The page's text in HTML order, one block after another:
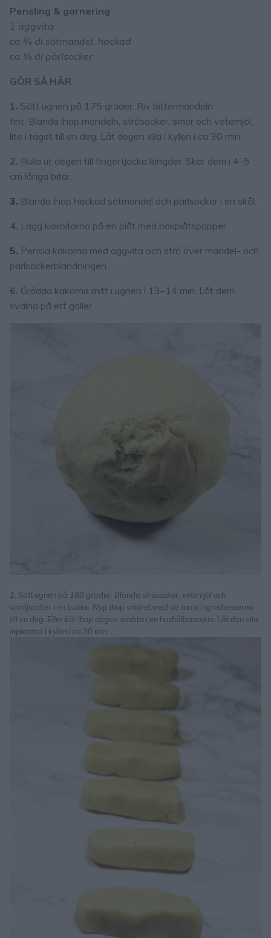
Pensling & garnering
1 äggvita
ca ¾ dl sötmandel, hackad
ca ¾ dl pärlsocker
GÖR SÅ HÄR
1. Sätt ugnen på 175 grader. Riv bittermandeln
fint. Blanda ihop mandeln, strösocker, smör och vetemjöl,
lite i taget till en deg. Låt degen vila i kylen i ca 30 min.
2. Rulla ut degen till fingertjocka längder. Skär dem i 4–5
cm långa bitar.
3. Blanda ihop hackad sötmandel och pärlsocker i en skål.
4. Lägg kakbitarna på en plåt med bakplåtspapper.
5. Pensla kakorna med äggvita och strö över mandel- och
pärlsockerblandningen.
6. Grädda kakorna mitt i ugnen i 13–14 min. Låt dem
svalna på ett galler.
1. Sätt ugnen på 180 grader. Blanda strösocker, vetemjöl och
vaniljsocker i en bunke. Nyp ihop smöret med de torra ingredienserna
till en deg. Eller kör ihop degen snabbt i en hushållsmaskin. Låt den vila
inplastad i kylen i ca 30 min.